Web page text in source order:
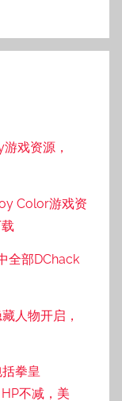
戏资源，
Color游戏资
全部DChack
人物开启，
拳皇
不减，美